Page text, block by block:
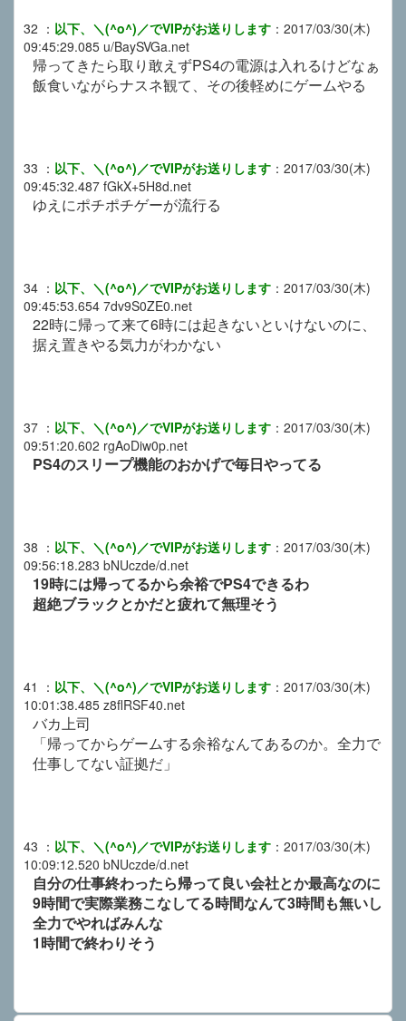
32 ： 以下、＼(^o^)／でVIPがお送りします ： 2017/03/30(木)
09:45:29.085 u/BaySVGa.net
帰ってきたら取り敢えずPS4の電源は入れるけどなぁ
飯食いながらナスネ観て、その後軽めにゲームやる
33 ： 以下、＼(^o^)／でVIPがお送りします ： 2017/03/30(木)
09:45:32.487 fGkX+5H8d.net
ゆえにポチポチゲーが流行る
34 ： 以下、＼(^o^)／でVIPがお送りします ： 2017/03/30(木)
09:45:53.654 7dv9S0ZE0.net
22時に帰って来て6時には起きないといけないのに、
据え置きやる気力がわかない
37 ： 以下、＼(^o^)／でVIPがお送りします ： 2017/03/30(木)
09:51:20.602 rgAoDiw0p.net
PS4のスリープ機能のおかげで毎日やってる
38 ： 以下、＼(^o^)／でVIPがお送りします ： 2017/03/30(木)
09:56:18.283 bNUczde/d.net
19時には帰ってるから余裕でPS4できるわ
超絶ブラックとかだと疲れて無理そう
41 ： 以下、＼(^o^)／でVIPがお送りします ： 2017/03/30(木)
10:01:38.485 z8flRSF40.net
バカ上司
「帰ってからゲームする余裕なんてあるのか。全力で
仕事してない証拠だ」
43 ： 以下、＼(^o^)／でVIPがお送りします ： 2017/03/30(木)
10:09:12.520 bNUczde/d.net
自分の仕事終わったら帰って良い会社とか最高なのに
9時間で実際業務こなしてる時間なんて3時間も無いし
全力でやればみんな
1時間で終わりそう